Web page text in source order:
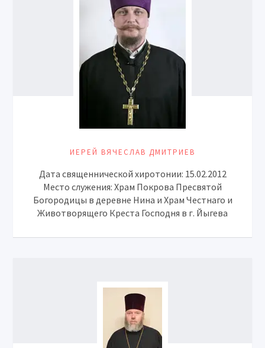
ИЕРЕЙ ВЯЧЕСЛАВ ДМИТРИЕВ
Дата священнической хиротонии: 15.02.2012
Место служения: Храм Покрова Пресвятой
Богородицы в деревне Нина и Храм Честнаго и
Животворящего Креста Господня в г. Йыгева